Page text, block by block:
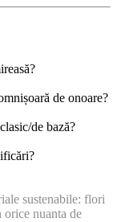
de onoare?
de bază?
sustenabile: flori
nuanta de